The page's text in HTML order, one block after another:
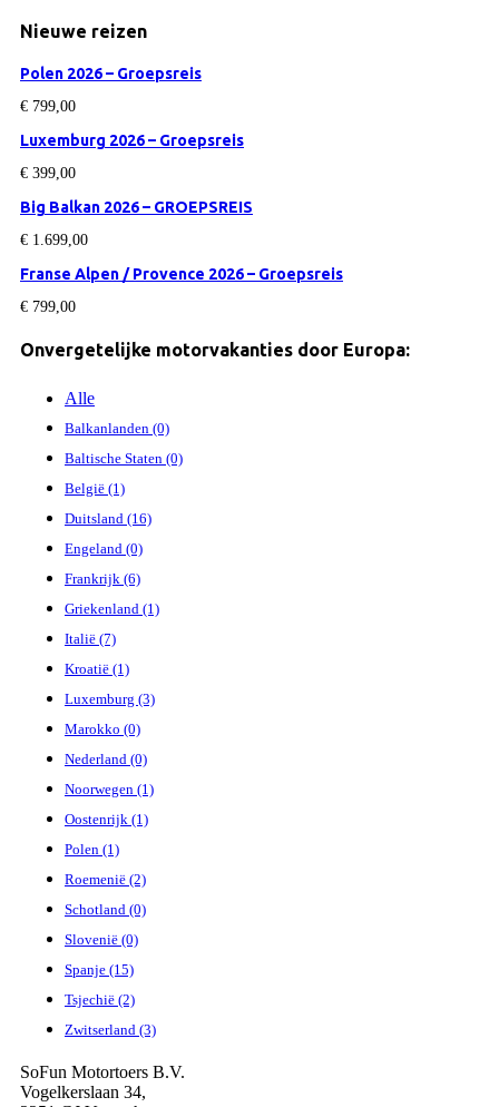
Nieuwe reizen
Polen 2026 – Groepsreis
€ 799,00
Luxemburg 2026 – Groepsreis
€ 399,00
Big Balkan 2026 – GROEPSREIS
€ 1.699,00
Franse Alpen / Provence 2026 – Groepsreis
€ 799,00
Onvergetelijke motorvakanties door Europa:
Alle
Balkanlanden (0)
Baltische Staten (0)
België (1)
Duitsland (16)
Engeland (0)
Frankrijk (6)
Griekenland (1)
Italië (7)
Kroatië (1)
Luxemburg (3)
Marokko (0)
Nederland (0)
Noorwegen (1)
Oostenrijk (1)
Polen (1)
Roemenië (2)
Schotland (0)
Slovenië (0)
Spanje (15)
Tsjechië (2)
Zwitserland (3)
SoFun Motortoers B.V.
Vogelkerslaan 34,